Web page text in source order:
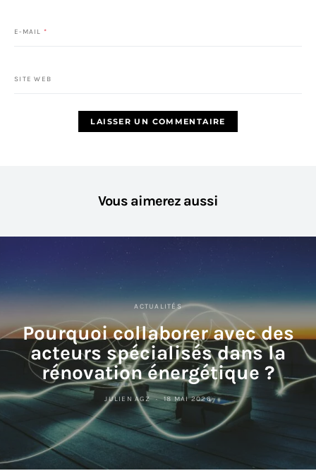
E-MAIL *
SITE WEB
Vous aimerez aussi
ACTUALITÉS
Pourquoi collaborer avec des
acteurs spécialisés dans la
rénovation énergétique ?
JULIEN AGZ 18 MAI 2026